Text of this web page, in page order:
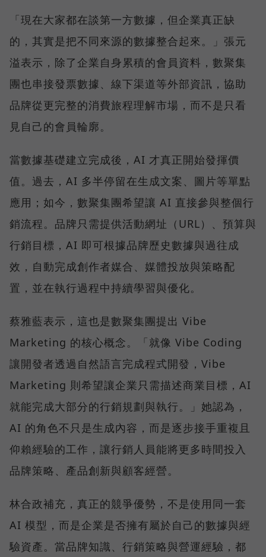
「現在大家都在談第一方數據，但企業真正缺
的，其實是把不同來源的數據整合起來。」張元
溢表示，除了企業自身累積的會員資料，數聚集
團也串接發票數據、線下渠道等外部資訊，協助
品牌從更完整的消費旅程理解市場，而不是只看
見自己的會員輪廓。
當數據基礎建立完成後，AI 才真正開始發揮價
值。過去，AI 多半停留在生成文案、圖片等單點
應用；如今，數聚集團希望讓 AI 直接參與整個行
銷流程。品牌只需提供活動網址（URL）、預算與
行銷目標，AI 即可根據品牌歷史數據與過往成
效，自動完成創作者媒合、媒體投放與策略配
置，並在執行過程中持續學習與優化。
蔡雅藍表示，這也是數聚集團提出 Vibe
Marketing 的核心概念。「就像 Vibe Coding
讓開發者透過自然語言完成程式開發，Vibe
Marketing 則希望讓企業只需描述商業目標，AI
就能完成大部分的行銷規劃與執行。」她認為，
AI 的角色不只是生成內容，而是逐步接手重複且
仰賴經驗的工作，讓行銷人員能將更多時間投入
品牌策略、產品創新與顧客經營。
林合政補充，真正的競爭優勢，不是使用同一套
AI 模型，而是企業是否擁有屬於自己的數據與經
驗資產。當品牌知識、行銷策略與營運經驗，都